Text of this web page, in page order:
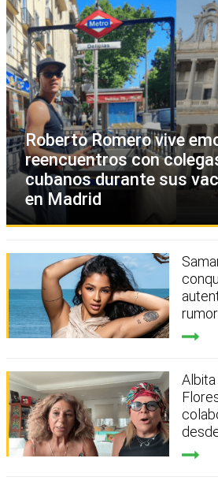
Roberto Romero vive
reencuentros con
cubanos durante sus
en Madrid